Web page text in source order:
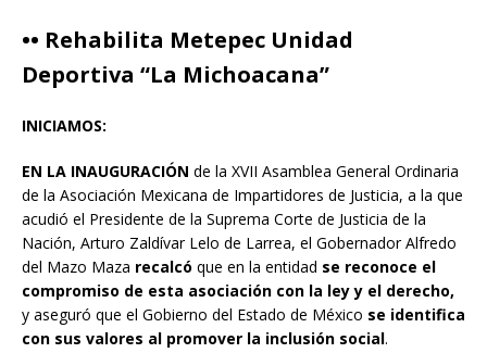
•• Rehabilita Metepec Unidad
Deportiva “La Michoacana”
INICIAMOS:
EN LA INAUGURACIÓN de la XVII Asamblea General Ordinaria
de la Asociación Mexicana de Impartidores de Justicia, a la que
acudió el Presidente de la Suprema Corte de Justicia de la
Nación, Arturo Zaldívar Lelo de Larrea, el Gobernador Alfredo
del Mazo Maza recalcó que en la entidad se reconoce el
compromiso de esta asociación con la ley y el derecho,
y aseguró que el Gobierno del Estado de México se identifica
con sus valores al promover la inclusión social.